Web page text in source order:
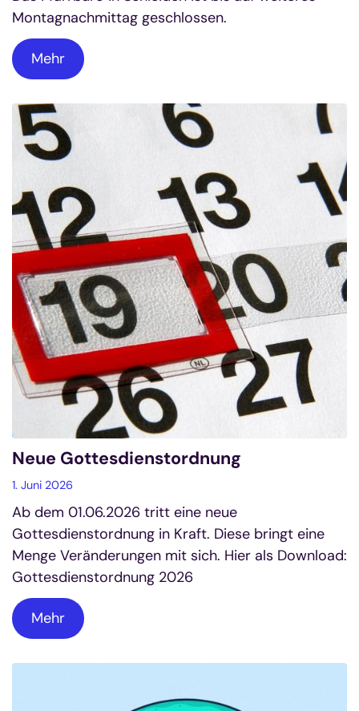
Montagnachmittag geschlossen.
Mehr
Neue Gottesdienstordnung
1. Juni 2026
Ab dem 01.06.2026 tritt eine neue
Gottesdienstordnung in Kraft. Diese bringt eine
Menge Veränderungen mit sich. Hier als Download:
Gottesdienstordnung 2026
Mehr